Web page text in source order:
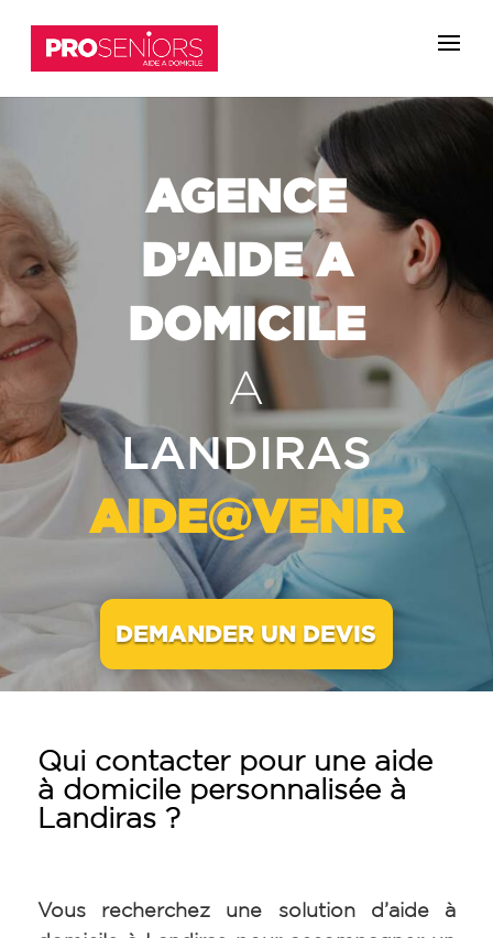
AGENCE
D’AIDE A
DOMICILE
A
LANDIRAS
AIDE@VENIR
DEMANDER UN DEVIS
Qui contacter pour une aide
à domicile personnalisée à
Landiras ?
Vous recherchez une solution d’aide à